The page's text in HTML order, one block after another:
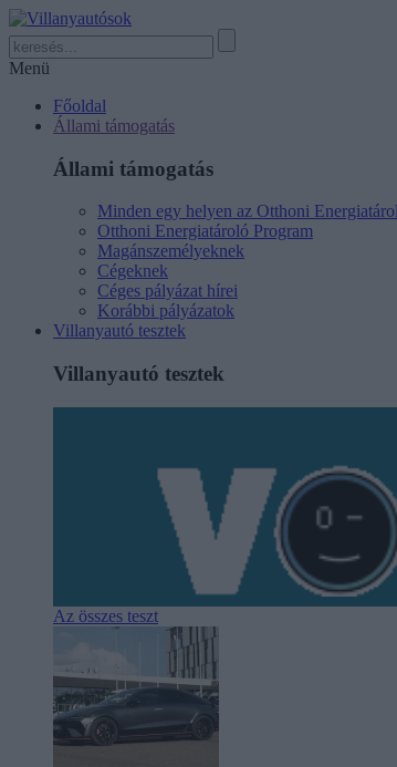
Menü
Főoldal
Állami támogatás
Állami támogatás
Minden egy helyen az Otthoni
Otthoni Energiatároló Program
Magánszemélyeknek
Cégeknek
Céges pályázat hírei
Korábbi pályázatok
Villanyautó tesztek
Villanyautó tesztek
Az összes teszt